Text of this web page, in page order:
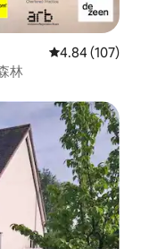
レビュー107
4.84 (107)
林